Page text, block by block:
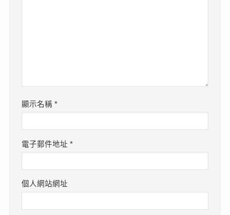
顯示名稱*
電子郵件地址*
個人網站網址